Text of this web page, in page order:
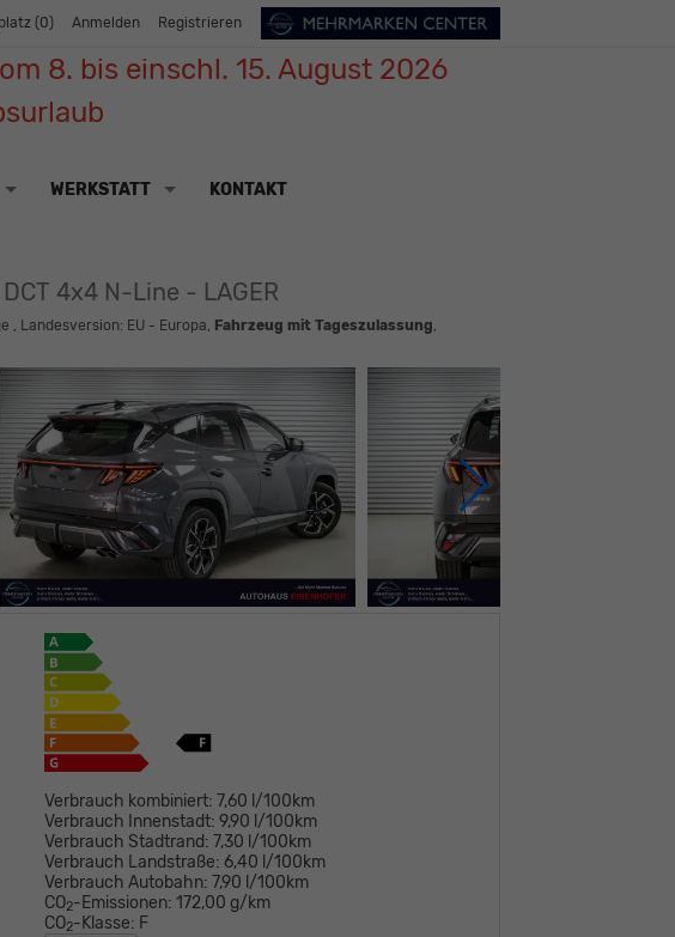
(0) Anmelden Registrieren
8. bis einschl. 15. August 2026
WERKSTATT KONTAKT
DCT 4x4 N-Line - LAGER
, Landesversion: EU - Europa, Fahrzeug mit Tageszulassung,
Verbrauch kombiniert: 7,60 l/100km
Verbrauch Innenstadt: 9,90 l/100km
Verbrauch Stadtrand: 7,30 l/100km
Verbrauch Landstraße: 6,40 l/100km
Verbrauch Autobahn: 7,90 l/100km
CO2-Emissionen: 172,00 g/km
CO2-Klasse: F